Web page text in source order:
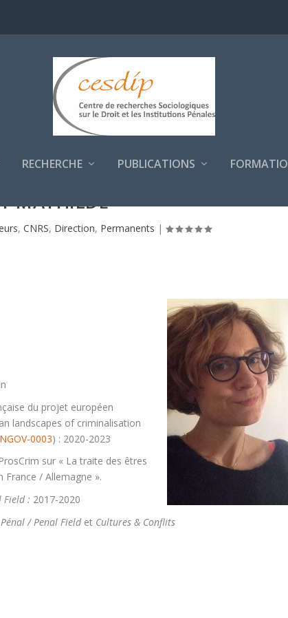
RECHERCHE PUBLICATIONS
MATHILDE
,CNRS, Direction, Permanents |
du projet européen
landscapes of criminalisation
0003) : 2020-2023
sur « La traite des êtres
/ Allemagne ».
Field : 2017-2020
/ Penal Fieldet Cultures & Conflits